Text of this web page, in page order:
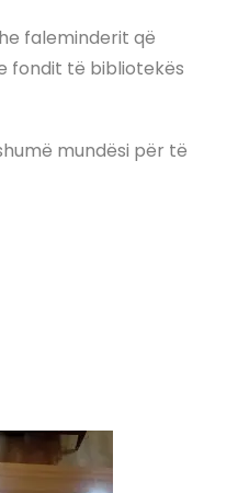
faleminderit që
fondit të bibliotekës
mundësi për të